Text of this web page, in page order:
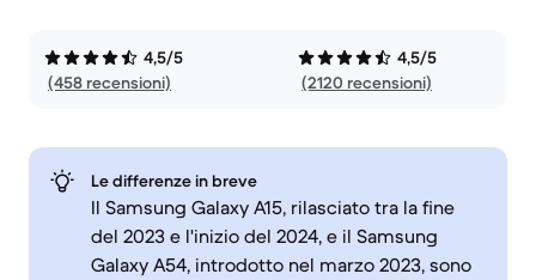
4,5/5
(458 recensioni)
4,5/5
(2120 recensioni)
Le differenze in breve
Il Samsung Galaxy A15, rilasciato tra la fine
del 2023 e l'inizio del 2024, e il Samsung
Galaxy A54, introdotto nel marzo 2023, sono